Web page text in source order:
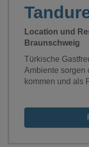
Location und
Braunschweig
Türkische
Ambiente sorgen
kommen und als